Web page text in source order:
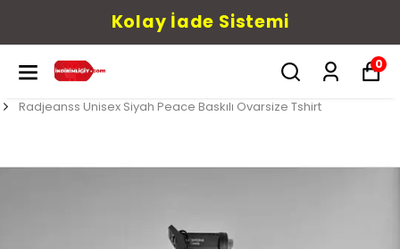
Kolay İade Sistemi
0
Radjeanss Unisex Siyah Peace Baskılı Ovarsize Tshirt